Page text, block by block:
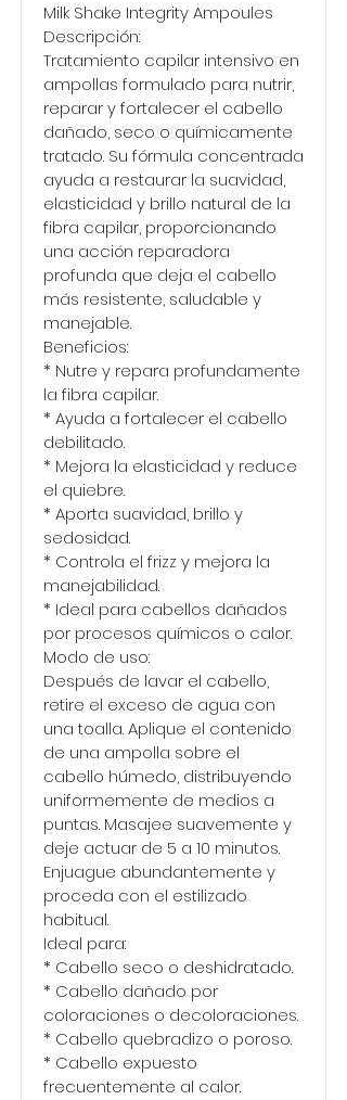
Milk Shake Integrity Ampoules
Descripción:
Tratamiento capilar intensivo en
ampollas formulado para nutrir,
reparar y fortalecer el cabello
dañado, seco o químicamente
tratado. Su fórmula concentrada
ayuda a restaurar la suavidad,
elasticidad y brillo natural de la
fibra capilar, proporcionando
una acción reparadora
profunda que deja el cabello
más resistente, saludable y
manejable.
Beneficios:
* Nutre y repara profundamente
la fibra capilar.
* Ayuda a fortalecer el cabello
debilitado.
* Mejora la elasticidad y reduce
el quiebre.
* Aporta suavidad, brillo y
sedosidad.
* Controla el frizz y mejora la
manejabilidad.
* Ideal para cabellos dañados
por procesos químicos o calor.
Modo de uso:
Después de lavar el cabello,
retire el exceso de agua con
una toalla. Aplique el contenido
de una ampolla sobre el
cabello húmedo, distribuyendo
uniformemente de medios a
puntas. Masajee suavemente y
deje actuar de 5 a 10 minutos.
Enjuague abundantemente y
proceda con el estilizado
habitual.
Ideal para:
* Cabello seco o deshidratado.
* Cabello dañado por
coloraciones o decoloraciones.
* Cabello quebradizo o poroso.
* Cabello expuesto
frecuentemente al calor.